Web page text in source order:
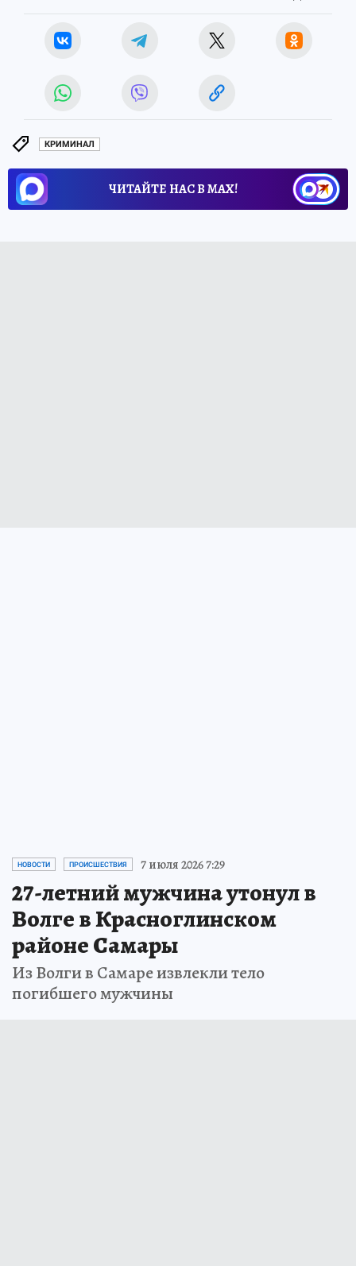
КРИМИНАЛ
ЧИТАЙТЕ НАС В МАХ!
НОВОСТИ ПРОИСШЕСТВИЯ 7 июля 2026 7:29
27-летний мужчина утонул в
Волге в Красноглинском
районе Самары
Из Волги в Самаре извлекли тело
погибшего мужчины